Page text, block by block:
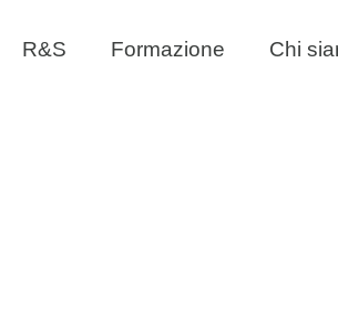
R&S Formazione Chi